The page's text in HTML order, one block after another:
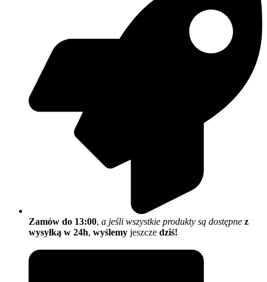
Zamów do 13:00, a jeśli wszystkie produkty są dostępne z
wysyłką w 24h, wyślemy jeszcze dziś!